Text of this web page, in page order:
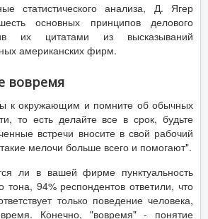
статистического анализа, Д. Ягер
основных принципов делового
их цитатами из высказываний
американских фирм.
вовремя
к окружающим и помните об обычных
то есть делайте все в срок, будьте
встречи вносите в свой рабочий
мелочи больше всего и помогают".
ли в вашей фирме пунктуальность
тона, 94% респондентов ответили, что
только поведение человека,
Конечно, "вовремя" - понятие